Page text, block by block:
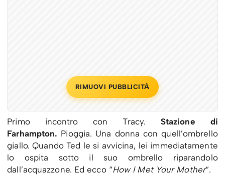
RIMUOVI PUBBLICITÀ
Primo incontro con Tracy. Stazione di
Farhampton. Pioggia. Una donna con quell’ombrello
giallo. Quando Ted le si avvicina, lei immediatamente
lo ospita sotto il suo ombrello riparandolo
dall’acquazzone. Ed ecco “How I Met Your Mother“.